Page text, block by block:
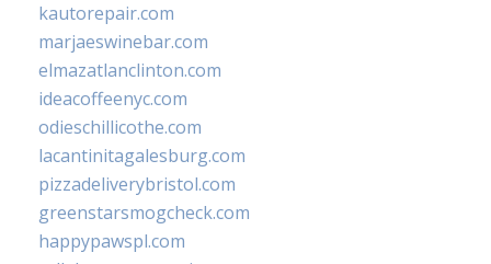
kautorepair.com
marjaeswinebar.com
elmazatlanclinton.com
ideacoffeenyc.com
odieschillicothe.com
lacantinitagalesburg.com
pizzadeliverybristol.com
greenstarsmogcheck.com
happypawspl.com